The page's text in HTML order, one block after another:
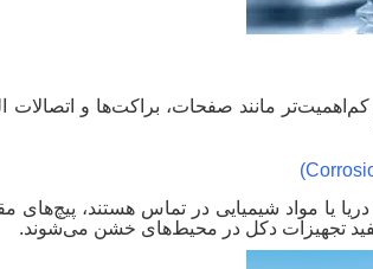
مانند صفحات، براکت‌ها و اتصالات
یا مواد شیمیایی در تماس هستند، پیچ‌های
تجهیزات دکل در محیط‌های خشن می‌شوند.